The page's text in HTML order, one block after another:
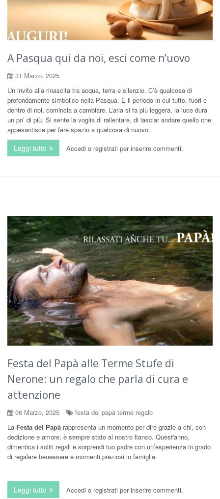
A Pasqua qui da noi, esci come n’uovo
31 Marzo, 2025
Un invito alla rinascita tra acqua, terra e silenzio. C’è qualcosa di
profondamente simbolico nella Pasqua. È il periodo in cui tutto, fuori e
dentro di noi, comincia a cambiare. L’aria si fa più leggera, la luce dura
un po’ di più. Si sente la voglia di rallentare, di lasciar andare quello che
appesantisce per fare spazio a qualcosa di nuovo.
Leggi tutto su A Pasqua qui da noi, esci come n’uovo
Accedi o registrati per inserire commenti.
Festa del Papà alle Terme Stufe di
Nerone: un regalo che parla di cura e
attenzione
06 Marzo, 2025
festa del papà terme regalo
La Festa del Papà rappresenta un momento per dire grazie a chi, con
dedizione e amore, è sempre stato al nostro fianco. Quest'anno,
dimentica i soliti regali e sorprendi tuo padre con un’esperienza in grado
di regalare benessere e momenti preziosi in famiglia.
Leggi tutto su Festa del Papà alle Terme Stufe di Nerone: un
Accedi o registrati per inserire commenti.